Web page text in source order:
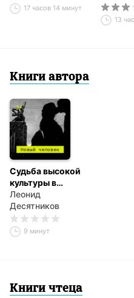
17 часов 14 минут
13
Книги автора
Судьба высокой
культуры в
постсоветскую
эпоху
Леонид
Десятников
9 минут
Книги чтеца